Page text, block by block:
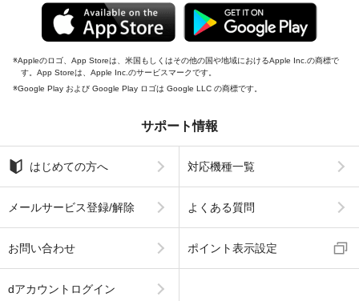
Appleのロゴ、App Storeは、米国もしくはその他の国や地域におけるApple Inc.の商標で
す。App Storeは、Apple Inc.のサービスマークです。
Google Play および Google Play ロゴは Google LLC の商標です。
サポート情報
はじめての方へ 対応機種一覧
メールサービス登録/解除 よくある質問
お問い合わせ ポイント表示設定
dアカウントログイン